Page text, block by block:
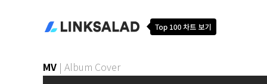
MV | Album Cover